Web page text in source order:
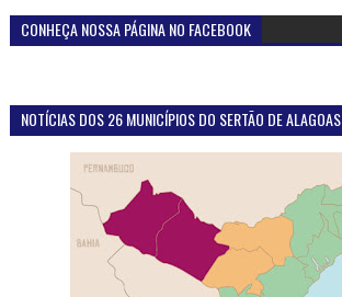
CONHEÇA NOSSA PÁGINA NO FACEBOOK
NOTÍCIAS DOS 26 MUNICÍPIOS DO SERTÃO DE ALAGOAS